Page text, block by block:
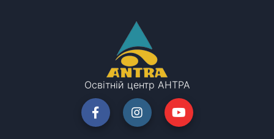
Освітній центр АНТРА